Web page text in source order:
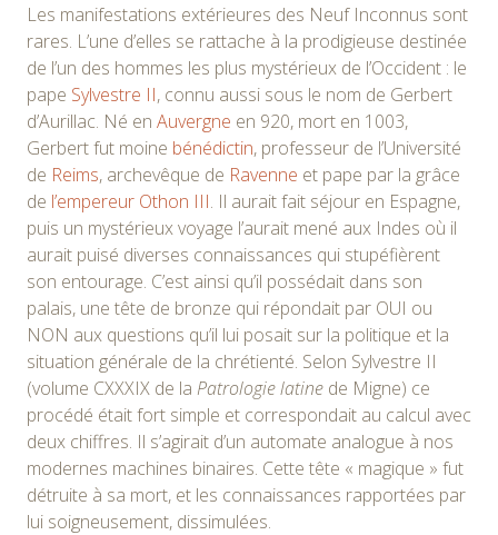
Les manifestations extérieures des Neuf Inconnus sont
rares. L’une d’elles se rattache à la prodigieuse destinée
de l’un des hommes les plus mystérieux de l’Occident : le
pape Sylvestre II, connu aussi sous le nom de Gerbert
d’Aurillac. Né en Auvergne en 920, mort en 1003,
Gerbert fut moine bénédictin, professeur de l’Université
de Reims, archevêque de Ravenne et pape par la grâce
de l’empereur Othon III. Il aurait fait séjour en Espagne,
puis un mystérieux voyage l’aurait mené aux Indes où il
aurait puisé diverses connaissances qui stupéfièrent
son entourage. C’est ainsi qu’il possédait dans son
palais, une tête de bronze qui répondait par OUI ou
NON aux questions qu’il lui posait sur la politique et la
situation générale de la chrétienté. Selon Sylvestre II
(volume CXXXIX de la Patrologie latine de Migne) ce
procédé était fort simple et correspondait au calcul avec
deux chiffres. Il s’agirait d’un automate analogue à nos
modernes machines binaires. Cette tête « magique » fut
détruite à sa mort, et les connaissances rapportées par
lui soigneusement, dissimulées.